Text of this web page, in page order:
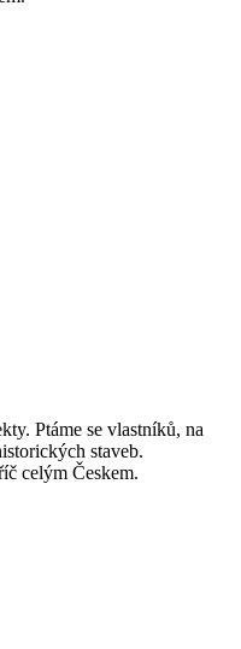
Ptáme se vlastníků, na
staveb.
celým Českem.